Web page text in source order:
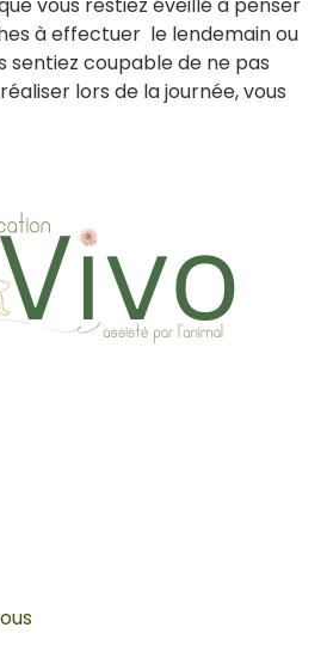
vous restiez éveillé à penser
à effectuer le lendemain ou
sentiez coupable de ne pas
lors de la journée, vous